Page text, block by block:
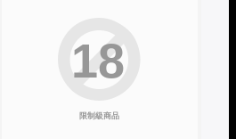
限制級商品
18